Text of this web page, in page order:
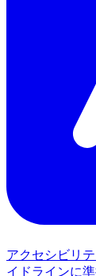
アクセシビリ
イドラインに